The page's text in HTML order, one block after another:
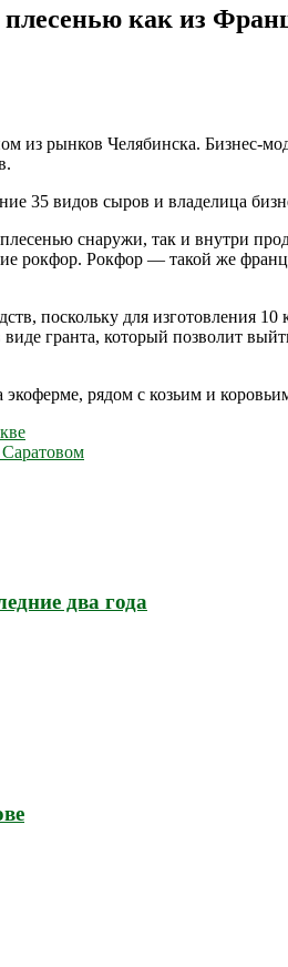
как из
рынков Челябинска. Бизнес-
35 видов сыров и владелица
снаружи, так и внутри
рокфор. Рокфор — такой же
поскольку для изготовления
гранта, который позволит
рядом с козьим и
два года